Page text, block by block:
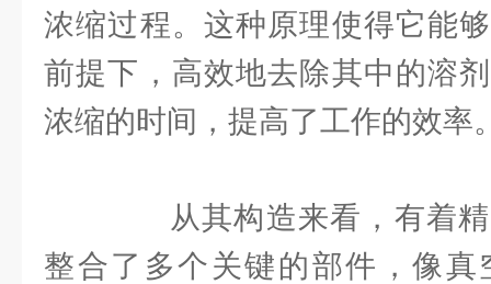
浓缩过程。这种原理使得它能
前提下，高效地去除其中的溶
浓缩的时间，提高了工作的效率
从其构造来看，有着精
整合了多个关键的部件，像